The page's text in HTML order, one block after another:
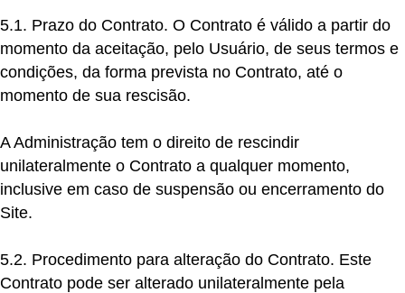
5.1. Prazo do Contrato. O Contrato é válido a partir do
momento da aceitação, pelo Usuário, de seus termos e
condições, da forma prevista no Contrato, até o
momento de sua rescisão.
A Administração tem o direito de rescindir
unilateralmente o Contrato a qualquer momento,
inclusive em caso de suspensão ou encerramento do
Site.
5.2. Procedimento para alteração do Contrato. Este
Contrato pode ser alterado unilateralmente pela